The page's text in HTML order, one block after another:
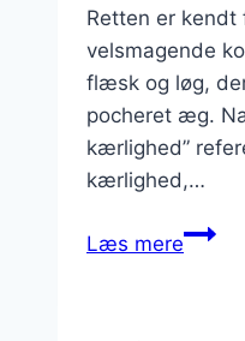
Retten er kendt
velsmagende
flæsk og løg,
pocheret æg.
kærlighed”
kærlighed,…
Læs mere